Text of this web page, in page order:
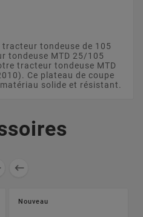
tondeuse de 105
tondeuse MTD 25/105
tracteur tondeuse MTD
Ce plateau de coupe
solide et résistant.

Nouveau